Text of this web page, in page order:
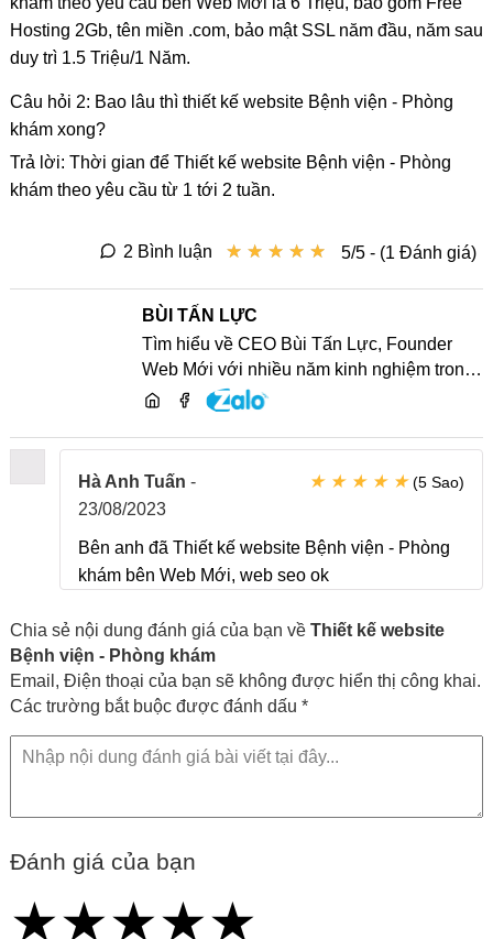
Hosting 2Gb, tên miền .com, bảo mật SSL năm đầu, năm sau
duy trì 1.5 Triệu/1 Năm.
Câu hỏi 2: Bao lâu thì thiết kế website Bệnh viện - Phòng
khám xong?
Trả lời: Thời gian để Thiết kế website Bệnh viện - Phòng
khám theo yêu cầu từ 1 tới 2 tuần.
★ ★ ★ ★ ★
★ ★ ★ ★ ★ 5/5 - (1 Đánh giá)
2 Bình luận
BÙI TẤN LỰC
Tìm hiểu về CEO Bùi Tấn Lực, Founder
Web Mới với nhiều năm kinh nghiệm trong
lĩnh vực phát triển website, SEO và chia sẻ
Hà Anh Tuấn -
23/08/2023
★ ★ ★ ★ ★(5 Sao)
Bên anh đã Thiết kế website Bệnh viện - Phòng
khám bên Web Mới, web seo ok
Chia sẻ nội dung đánh giá của bạn về Thiết kế website
Bệnh viện - Phòng khám
Email, Điện thoại của bạn sẽ không được hiển thị công khai.
Các trường bắt buộc được đánh dấu *
Đánh giá của bạn
★
★★
★★★
★★★★
★★★★★